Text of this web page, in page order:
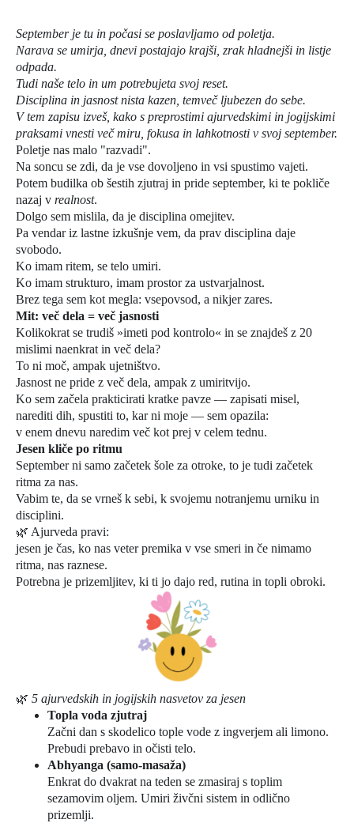
September je tu in počasi se poslavljamo od poletja.
Narava se umirja, dnevi postajajo krajši, zrak hladnejši in listje
odpada.
Tudi naše telo in um potrebujeta svoj reset.
Disciplina in jasnost nista kazen, temveč ljubezen do sebe.
V tem zapisu izveš, kako s preprostimi ajurvedskimi in jogijskimi
praksami vnesti več miru, fokusa in lahkotnosti v svoj september.
Poletje nas malo "razvadi".
Na soncu se zdi, da je vse dovoljeno in vsi spustimo vajeti.
Potem budilka ob šestih zjutraj in pride september, ki te pokliče
nazaj v realnost.
Dolgo sem mislila, da je disciplina omejitev.
Pa vendar iz lastne izkušnje vem, da prav disciplina daje
svobodo.
Ko imam ritem, se telo umiri.
Ko imam strukturo, imam prostor za ustvarjalnost.
Brez tega sem kot megla: vsepovsod, a nikjer zares.
Mit: več dela = več jasnosti
Kolikokrat se trudiš »imeti pod kontrolo« in se znajdeš z 20
mislimi naenkrat in več dela?
To ni moč, ampak ujetništvo.
Jasnost ne pride z več dela, ampak z umiritvijo.
Ko sem začela prakticirati kratke pavze — zapisati misel,
narediti dih, spustiti to, kar ni moje — sem opazila:
v enem dnevu naredim več kot prej v celem tednu.
Jesen kliče po ritmu
September ni samo začetek šole za otroke, to je tudi začetek
ritma za nas.
Vabim te, da se vrneš k sebi, k svojemu notranjemu urniku in
disciplini.
🌿 Ajurveda pravi:
jesen je čas, ko nas veter premika v vse smeri in če nimamo
ritma, nas raznese.
Potrebna je prizemljitev, ki ti jo dajo red, rutina in topli obroki.
🌿 5 ajurvedskih in jogijskih nasvetov za jesen
Topla voda zjutraj
Začni dan s skodelico tople vode z ingverjem ali limono.
Prebudi prebavo in očisti telo.
Abhyanga (samo-masaža)
Enkrat do dvakrat na teden se zmasiraj s toplim
sezamovim oljem. Umiri živčni sistem in odlično
prizemlji.